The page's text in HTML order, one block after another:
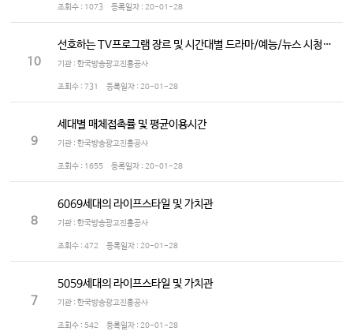
조회수 : 1073 등록일자 : 20-01-28
10
선호하는 TV프로그램 장르 및 시간대별 드라마/예능/뉴스 시청정도
기관 : 한국방송광고진흥공사
조회수 : 731 등록일자 : 20-01-28
9
세대별 매체접촉률 및 평균이용시간
기관 : 한국방송광고진흥공사
조회수 : 1655 등록일자 : 20-01-28
8
6069세대의 라이프스타일 및 가치관
기관 : 한국방송광고진흥공사
조회수 : 472 등록일자 : 20-01-28
7
5059세대의 라이프스타일 및 가치관
기관 : 한국방송광고진흥공사
조회수 : 542 등록일자 : 20-01-28